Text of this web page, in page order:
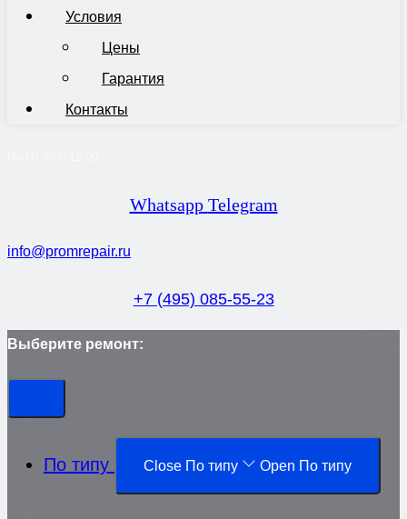
Условия
Цены
Гарантия
Контакты
Whatsapp Telegram
info@promrepair.ru
+7 (495) 085-55-23
Выберите ремонт:
По типу Close По типу Open По типу